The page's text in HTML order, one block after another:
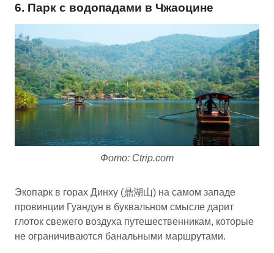
6. Парк с водопадами в Чжаоцине
Фото: Ctrip.com
Экопарк в горах Динху (鼎湖山) на самом западе
провинции Гуандун в буквальном смысле дарит
глоток свежего воздуха путешественникам, которые
не ограничиваются банальными маршрутами.